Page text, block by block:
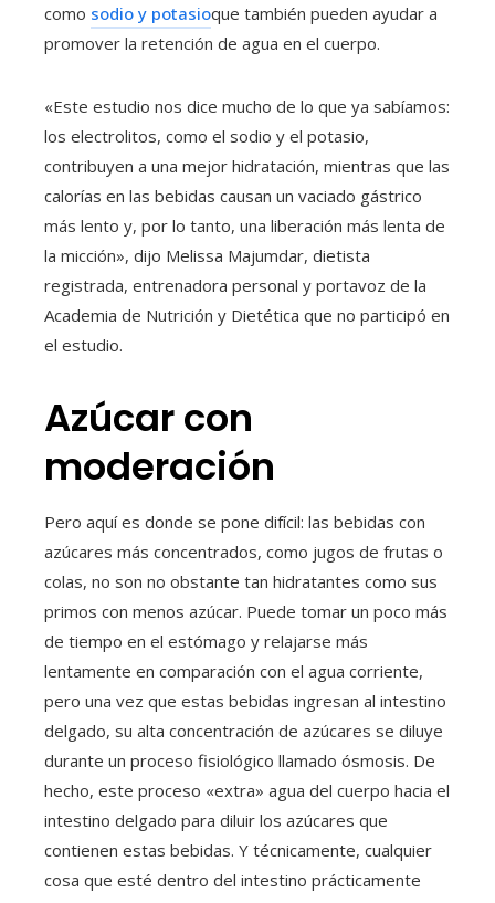
como sodio y potasioque también pueden ayudar a
promover la retención de agua en el cuerpo.
«Este estudio nos dice mucho de lo que ya sabíamos:
los electrolitos, como el sodio y el potasio,
contribuyen a una mejor hidratación, mientras que las
calorías en las bebidas causan un vaciado gástrico
más lento y, por lo tanto, una liberación más lenta de
la micción», dijo Melissa Majumdar, dietista
registrada, entrenadora personal y portavoz de la
Academia de Nutrición y Dietética que no participó en
el estudio.
Azúcar con
moderación
Pero aquí es donde se pone difícil: las bebidas con
azúcares más concentrados, como jugos de frutas o
colas, no son no obstante tan hidratantes como sus
primos con menos azúcar. Puede tomar un poco más
de tiempo en el estómago y relajarse más
lentamente en comparación con el agua corriente,
pero una vez que estas bebidas ingresan al intestino
delgado, su alta concentración de azúcares se diluye
durante un proceso fisiológico llamado ósmosis. De
hecho, este proceso «extra» agua del cuerpo hacia el
intestino delgado para diluir los azúcares que
contienen estas bebidas. Y técnicamente, cualquier
cosa que esté dentro del intestino prácticamente